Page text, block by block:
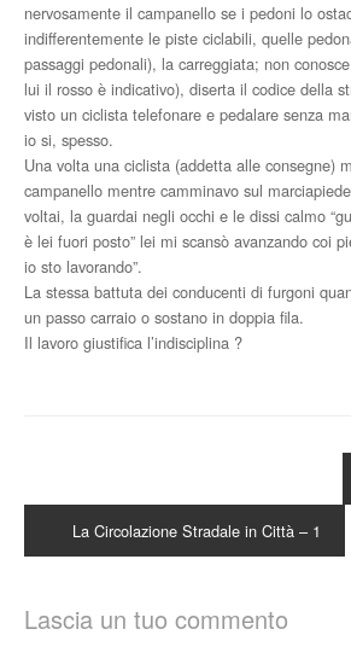
nervosamente il campanello se i pedoni lo
indifferentemente le piste ciclabili, quelle
passaggi pedonali), la carreggiata; non
lui il rosso è indicativo), diserta il codice della
visto un ciclista telefonare e pedalare senza
io si, spesso.
Una volta una ciclista (addetta alle consegne)
campanello mentre camminavo sul
voltai, la guardai negli occhi e le dissi calmo
è lei fuori posto” lei mi scansò avanzando coi
io sto lavorando”.
La stessa battuta dei conducenti di furgoni
un passo carraio o sostano in doppia fila.
Il lavoro giustifica l’indisciplina ?
La Circolazione Stradale in Città – 1
Lascia un tuo commento